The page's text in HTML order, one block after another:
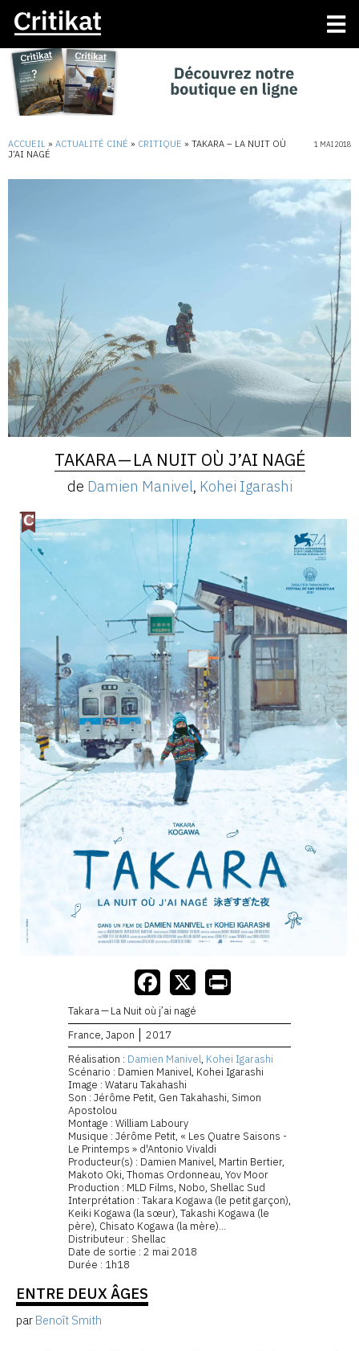
ACCUEIL » ACTUALITÉ CINÉ » CRITIQUE » TAKARA – LA NUIT OÙ
J’AI NAGÉ
1 MAI 2018
TAKARA — LA NUIT OÙ J’AI NAGÉ
de Damien Manivel, Kohei Igarashi
Takara — La Nuit où j’ai nagé
France, Japon
2017
Réalisation : Damien Manivel, Kohei Igarashi
Scénario : Damien Manivel, Kohei Igarashi
Image : Wataru Takahashi
Son : Jérôme Petit, Gen Takahashi, Simon
Apostolou
Montage : William Laboury
Musique : Jérôme Petit, « Les Quatre Saisons -
Le Printemps » d'Antonio Vivaldi
Producteur(s) : Damien Manivel, Martin Bertier,
Makoto Oki, Thomas Ordonneau, Yov Moor
Production : MLD Films, Nobo, Shellac Sud
Interprétation : Takara Kogawa (le petit garçon),
Keiki Kogawa (la sœur), Takashi Kogawa (le
père), Chisato Kogawa (la mère)...
Distributeur : Shellac
Date de sortie : 2 mai 2018
Durée : 1h18
ENTRE DEUX ÂGES
par Benoît Smith